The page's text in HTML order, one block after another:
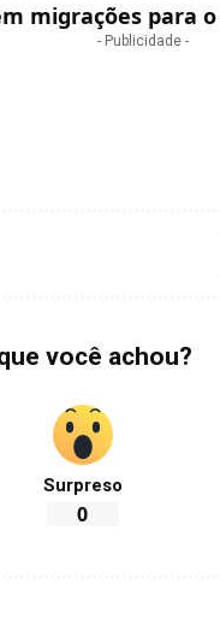
migrações para
- Publicidade -
você achou?
Surpreso
0